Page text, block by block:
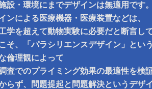
設・環境にまでデザインは無適用です
ンによる医療機器・医療装置などは、
学を超えて動物実験に必要だと断言し
そ、「パラシリエンスデザイン」とい
倫理観によって
査でのプライミング効果の最適性を検
らず、問題提起と問題解決というデザ